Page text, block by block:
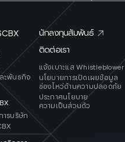
ะพันธกิจ
ารบริษัท
นักลงทุนสัมพันธ์
ติดต่อเรา
แจ้งเบาะแส Whistleblower
นโยบายการเปิดเผยข้อมูล
ช่องโหว่ด้านความปลอดภัย
ประกาศนโยบาย
ความเป็นส่วนตัว